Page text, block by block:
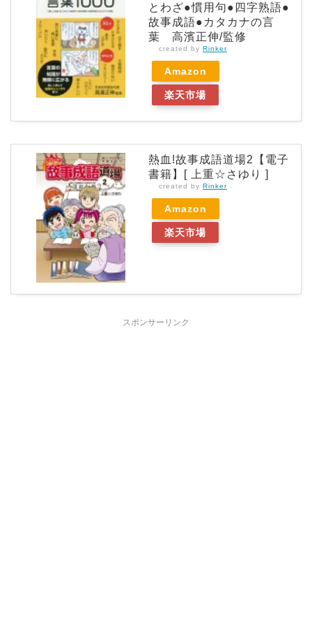
とわざ●慣用句●四字熟語●
故事成語●カタカナの言
葉 高濱正伸/監修
created by Rinker
Amazon
楽天市場
熱血!故事成語道場2【電子
書籍】[ 上重☆さゆり ]
created by Rinker
Amazon
楽天市場
スポンサーリンク